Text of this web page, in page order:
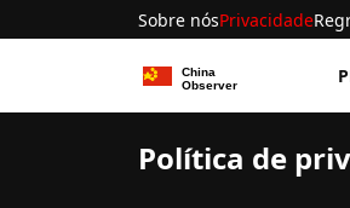
Sobre nósPrivacidade
Política de